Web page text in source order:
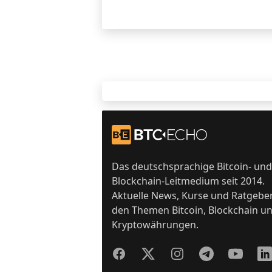
Zur Startseite
Das deutschsprachige Bitcoin- und
Blockchain-Leitmedium seit 2014.
Aktuelle News, Kurse und
den Themen Bitcoin, Blockchain
Kryptowährungen.
FacebookTwitterInstagramTelegramYouTube